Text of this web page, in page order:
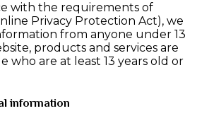
with the requirements of
Privacy Protection Act), we
from anyone under 13
products and services are
who are at least 13 years old or
information